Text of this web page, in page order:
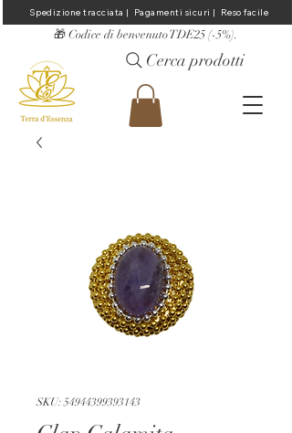
Spedizione tracciata |  Pagamenti sicuri |  Reso facile
Cerca prodotti
​🎁 Codice di benvenuto TDE25 (-5%).
SKU: 54944399393143